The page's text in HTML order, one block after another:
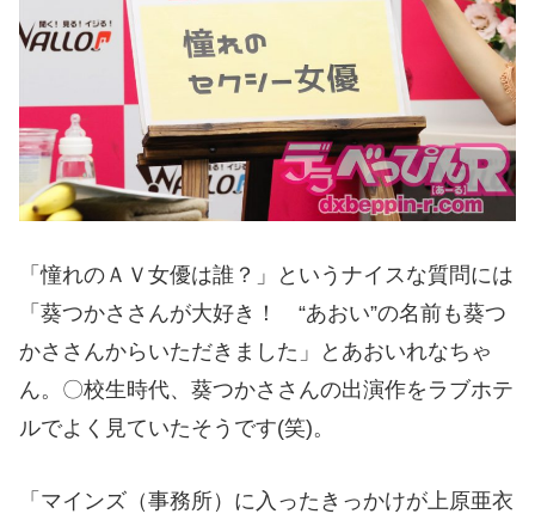
「憧れのＡＶ女優は誰？」というナイスな質問には
「葵つかささんが大好き！ “あおい”の名前も葵つ
かささんからいただきました」とあおいれなちゃ
ん。〇校生時代、葵つかささんの出演作をラブホテ
ルでよく見ていたそうです(笑)。
「マインズ（事務所）に入ったきっかけが上原亜衣